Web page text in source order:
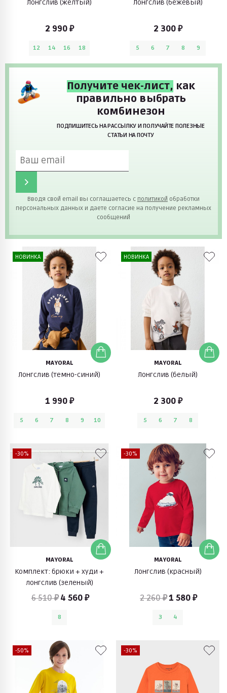
Лонгслив (желтый)
2 990 ₽
12 14 16 18
Лонгслив (бежевый)
2 300 ₽
5 6 7 8 9
Получите чек-лист, как
правильно выбрать
комбинезон
ПОДПИШИТЕСЬ НА РАССЫЛКУ И ПОЛУЧАЙТЕ ПОЛЕЗНЫЕ
СТАТЬИ НА ПОЧТУ
Вводя свой email вы соглашаетесь с политикой обработки
персональных данных и даете согласие на получение рекламных
сообщений
НОВИНКА
MAYORAL
Лонгслив (темно-синий)
1 990 ₽
5 6 7 8 9 10
НОВИНКА
MAYORAL
Лонгслив (белый)
2 300 ₽
5 6 7 8
-30%
MAYORAL
Комплект: брюки + худи +
лонгслив (зеленый)
6 510 ₽ 4 560 ₽
8
-30%
MAYORAL
Лонгслив (красный)
2 260 ₽1 580 ₽
3 4
-50% -30%